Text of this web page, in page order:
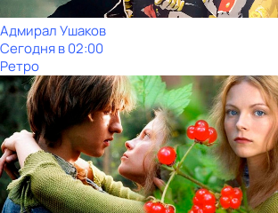
Адмирал Ушаков
Сегодня в 02:00
Ретро